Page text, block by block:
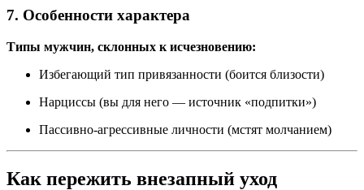
7. Особенности характера
Типы мужчин, склонных к исчезновению:
Избегающий тип привязанности (боится близости)
Нарциссы (вы для него — источник «подпитки»)
Пассивно-агрессивные личности (мстят молчанием)
Как пережить внезапный уход